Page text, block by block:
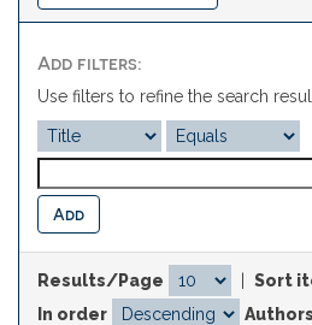
Add filters:
Use filters to refine the search
Results/Page
Sort
In order